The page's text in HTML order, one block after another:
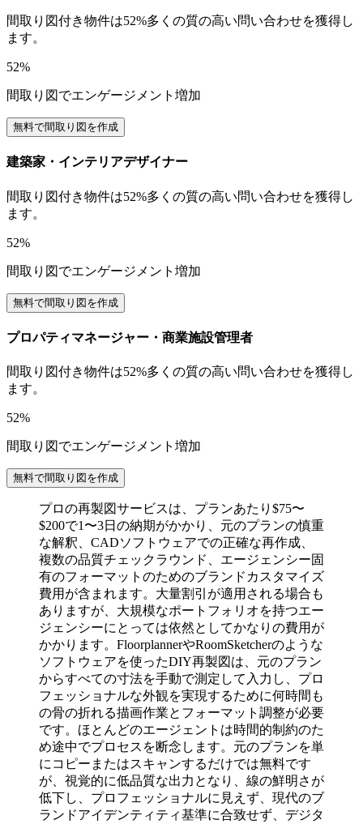
間取り図付き物件は52%多くの質の高い問い合わせを獲得し
ます。
52%
間取り図でエンゲージメント増加
無料で間取り図を作成
建築家・インテリアデザイナー
間取り図付き物件は52%多くの質の高い問い合わせを獲得し
ます。
52%
間取り図でエンゲージメント増加
無料で間取り図を作成
プロパティマネージャー・商業施設管理者
間取り図付き物件は52%多くの質の高い問い合わせを獲得し
ます。
52%
間取り図でエンゲージメント増加
無料で間取り図を作成
プロの再製図サービスは、プランあたり$75〜
$200で1〜3日の納期がかかり、元のプランの慎重
な解釈、CADソフトウェアでの正確な再作成、
複数の品質チェックラウンド、エージェンシー固
有のフォーマットのためのブランドカスタマイズ
費用が含まれます。大量割引が適用される場合も
ありますが、大規模なポートフォリオを持つエー
ジェンシーにとっては依然としてかなりの費用が
かかります。FloorplannerやRoomSketcherのような
ソフトウェアを使ったDIY再製図は、元のプラン
からすべての寸法を手動で測定して入力し、プロ
フェッショナルな外観を実現するために何時間も
の骨の折れる描画作業とフォーマット調整が必要
です。ほとんどのエージェントは時間的制約のた
め途中でプロセスを断念します。元のプランを単
にコピーまたはスキャンするだけでは無料です
が、視覚的に低品質な出力となり、線の鮮明さが
低下し、プロフェッショナルに見えず、現代のブ
ランドアイデンティティ基準に合致せず、デジタ